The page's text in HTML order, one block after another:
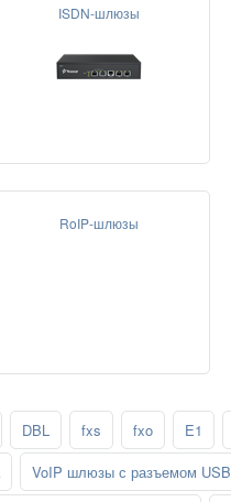
ISDN-шлюзы
RoIP-шлюзы
DBL fxs fxo E1
VoIP шлюзы с разъемом USB